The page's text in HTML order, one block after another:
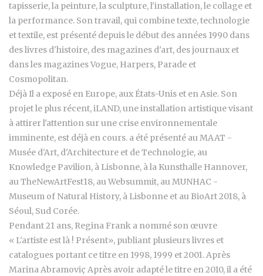
tapisserie, la peinture, la sculpture, l'installation, le collage et
la performance. Son travail, qui combine texte, technologie
et textile, est présenté depuis le début des années 1990 dans
des livres d'histoire, des magazines d'art, des journaux et
dans les magazines Vogue, Harpers, Parade et
Cosmopolitan.
Déjà Il a exposé en Europe, aux États-Unis et en Asie. Son
projet le plus récent, iLAND, une installation artistique visant
à attirer l'attention sur une crise environnementale
imminente, est déjà en cours. a été présenté au MAAT -
Musée d'Art, d'Architecture et de Technologie, au
Knowledge Pavilion, à Lisbonne, à la Kunsthalle Hannover,
au TheNewArtFest18, au Websummit, au MUNHAC -
Museum of Natural History, à Lisbonne et au BioArt 2018, à
Séoul, Sud Corée.
Pendant 21 ans, Regina Frank a nommé son œuvre
« L'artiste est là ! Présent», publiant plusieurs livres et
catalogues portant ce titre en 1998, 1999 et 2001. Après
Marina Abramoviç Après avoir adapté le titre en 2010, il a été